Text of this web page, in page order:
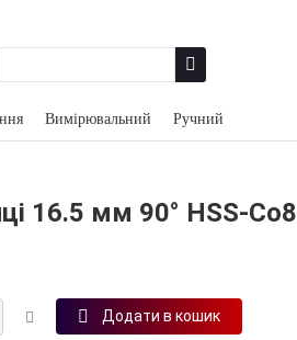
Вимірювальний Ручний
16.5 мм 90° HSS‑Co8
Додати в кошик